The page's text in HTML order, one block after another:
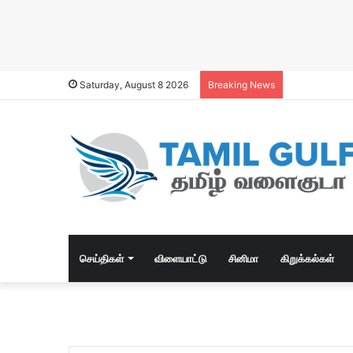
Saturday, August 8 2026 Breaking News
செய்திகள் விளையாட்டு சினிமா கிறுக்கல்கள்